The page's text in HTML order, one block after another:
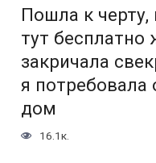
Пошла к
тут
закричала
я потребовала
дом
16.1к.